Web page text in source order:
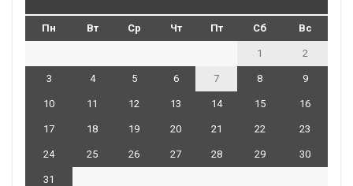
Пн Вт Ср Чт Пт Сб Вс
1 2
3 4 5 6 7 8 9
10 11 12 13 14 15 16
17 18 19 20 21 22 23
24 25 26 27 28 29 30
31